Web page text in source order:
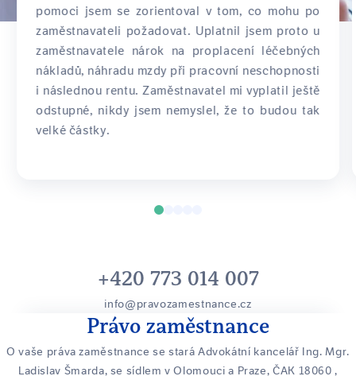
pomoci jsem se zorientoval v tom, co mohu po
zaměstnavateli požadovat. Uplatnil jsem proto u
zaměstnavatele nárok na proplacení léčebných
nákladů, náhradu mzdy při pracovní neschopnosti
i následnou rentu. Zaměstnavatel mi vyplatil ještě
odstupné, nikdy jsem nemyslel, že to budou tak
velké částky.
+420 773 014 007
info@pravozamestnance.cz
Právo zaměstnance
O vaše práva zaměstnance se stará Advokátní kancelář Ing. Mgr.
Ladislav Šmarda, se sídlem v Olomouci a Praze, ČAK 18060,